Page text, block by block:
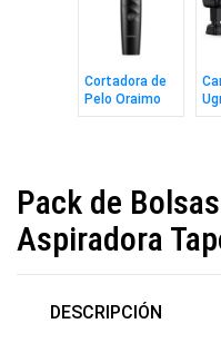
Cortadora de
Pelo Oraimo
SmartTrimmer
Pack de
Aspiradora
DESCRIPCIÓN